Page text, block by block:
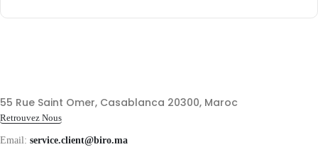
55 Rue Saint Omer, Casablanca 20300, Maroc
Retrouvez Nous
Email: service.client@biro.ma